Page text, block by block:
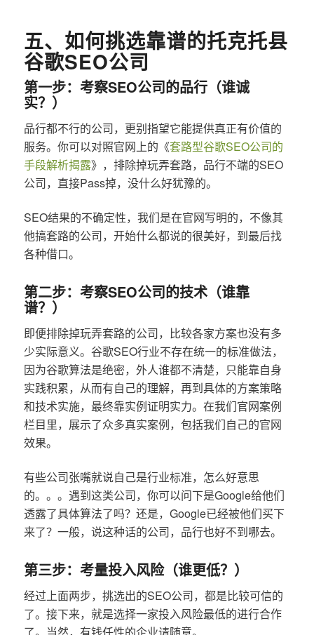
五、如何挑选靠谱的托克托县
谷歌SEO公司
第一步：考察SEO公司的品行（谁诚
实？）
品行都不行的公司，更别指望它能提供真正有价值的
服务。你可以对照官网上的《套路型谷歌SEO公司的
手段解析揭露》，排除掉玩弄套路，品行不端的SEO
公司，直接Pass掉，没什么好犹豫的。
SEO结果的不确定性，我们是在官网写明的，不像其
他搞套路的公司，开始什么都说的很美好，到最后找
各种借口。
第二步：考察SEO公司的技术（谁靠
谱？）
即便排除掉玩弄套路的公司，比较各家方案也没有多
少实际意义。谷歌SEO行业不存在统一的标准做法，
因为谷歌算法是绝密，外人谁都不清楚，只能靠自身
实践积累，从而有自己的理解，再到具体的方案策略
和技术实施，最终靠实例证明实力。在我们官网案例
栏目里，展示了众多真实案例，包括我们自己的官网
效果。
有些公司张嘴就说自己是行业标准，怎么好意思
的。。。遇到这类公司，你可以问下是Google给他们
透露了具体算法了吗？还是，Google已经被他们买下
来了？一般，说这种话的公司，品行也好不到哪去。
第三步：考量投入风险（谁更低？）
经过上面两步，挑选出的SEO公司，都是比较可信的
了。接下来，就是选择一家投入风险最低的进行合作